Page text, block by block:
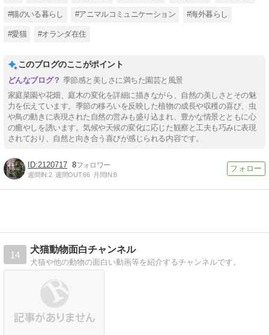
#猫のいる暮らし #アニマルコミュニケーション #海外暮らし
#愛猫 #オランダ在住
このブログのここがポイント
季節感と美しさに満ちた園芸と風景
家庭菜園や花畑、庭木の変化を詳細に描きながら、自然の美しさとその魅
力を伝えています。季節の移ろいを反映した植物の成長や収穫の喜び、虫
や鳥の動きに表現された自然の営みも盛り込まれ、豊かな情景とともに心
の癒やしを誘います。気候や天候の変化に応じた観察と工夫も巧みに表現
されており、自然と向き合う喜びが感じられる内容です。
2120717 8
週間IN:2 週間OUT:66 月間IN:8
14
犬猫動物面白チャンネル
犬猫や他の動物の面白い動画等を紹介するチャンネルです。